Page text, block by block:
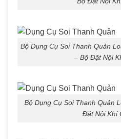
Bộ Dụng Cụ Soi Thanh Quản
– Bộ Đặt Nội
Bộ Dụng Cụ Soi Thanh Quản
Đặt Nội Khí